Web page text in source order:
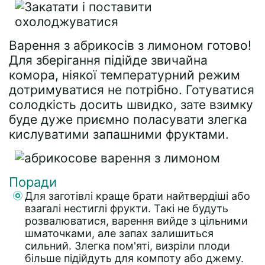
Варення з абрикосів з лимоном готово!
Для зберігання підійде звичайна
комора, ніякої температурний режим
дотримуватися не потрібно. Готуватися
солодкість досить швидко, зате взимку
буде дуже приємно поласувати злегка
кислуватими запашними фруктами.
Поради
Для заготівлі краще брати найтвердіші або
взагалі нестиглі фрукти. Такі не будуть
розвалюватися, варення вийде з цільними
шматочками, але запах залишиться
сильний. Злегка пом'яті, визріли плоди
більше підійдуть для компоту або джему.